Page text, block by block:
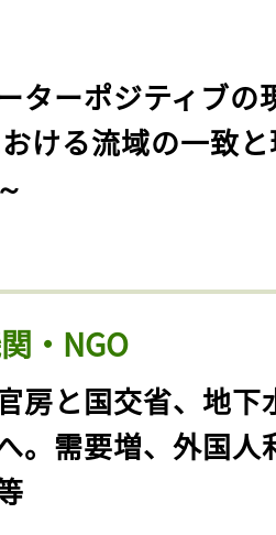
ターポジティブの
ける流域の一致
・NGO
房と国交省、地下
。需要増、外国人